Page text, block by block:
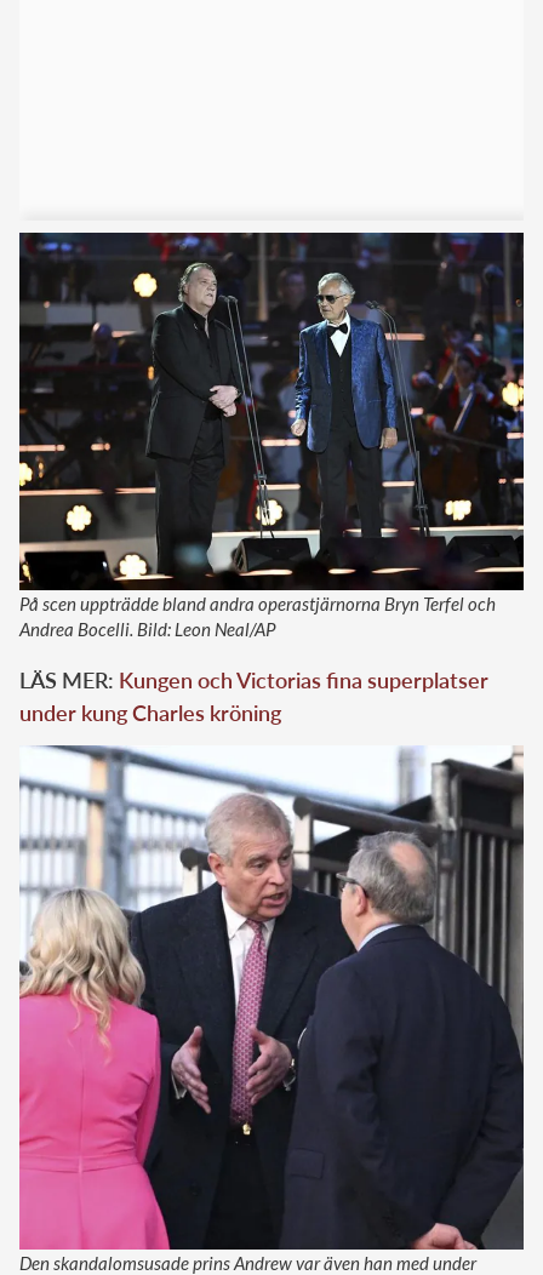
På scen uppträdde bland andra operastjärnorna Bryn Terfel och
Andrea Bocelli. Bild: Leon Neal/AP
LÄS MER: Kungen och Victorias fina superplatser
under kung Charles kröning
Den skandalomsusade prins Andrew var även han med under